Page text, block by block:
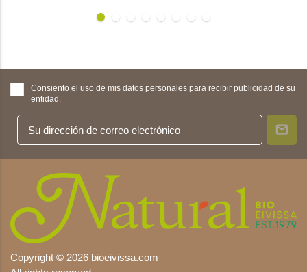
Consiento el uso de mis datos personales para recibir publicidad de su
entidad.
Copyright © 2026 bioeivissa.com